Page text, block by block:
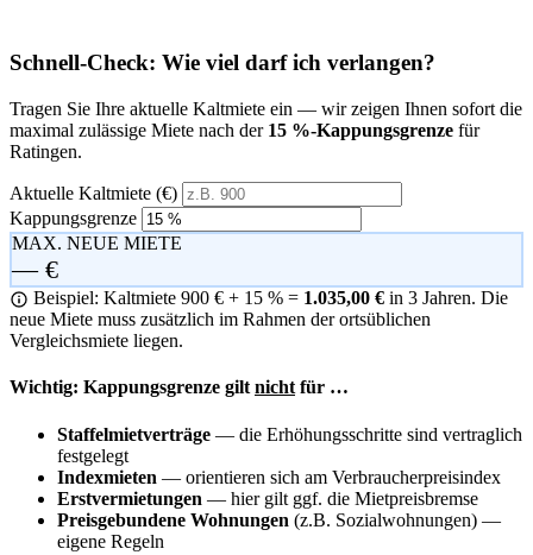
Schnell-Check: Wie viel darf ich verlangen?
Tragen Sie Ihre aktuelle Kaltmiete ein — wir zeigen Ihnen sofort die
maximal zulässige Miete nach der 15 %-Kappungsgrenze für
Ratingen.
Aktuelle Kaltmiete (€)
Kappungsgrenze
MAX. NEUE MIETE
— €
Beispiel: Kaltmiete 900 € + 15 % = 1.035,00 € in 3 Jahren. Die
neue Miete muss zusätzlich im Rahmen der ortsüblichen
Vergleichsmiete liegen.
Wichtig: Kappungsgrenze giltnichtfür …
Staffelmietverträge — die Erhöhungsschritte sind vertraglich
festgelegt
Indexmieten — orientieren sich am Verbraucherpreisindex
Erstvermietungen — hier gilt ggf. die Mietpreisbremse
Preisgebundene Wohnungen (z.B. Sozialwohnungen) —
eigene Regeln